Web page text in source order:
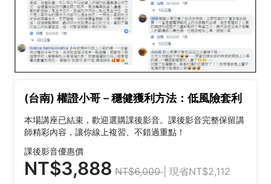
(台南) 權證小哥－穩健獲利方法：低風險套利
本場講座已結束，歡迎選購課後影音。課後影音完整保留講
師精彩內容，讓你線上複習、不錯過重點！
課後影音優惠價
NT$3,888 NT$6,000 | 現省NT$2,112